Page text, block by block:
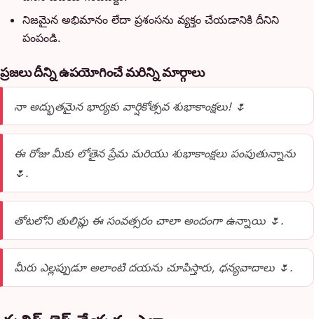
నిజమైన అభిమానం లేదా ప్రశంసను వ్యక్తం చేయడానికి దీనిని
పంపండి.
ప్రజలు దీన్ని ఉపయోగించే మరిన్ని మార్గాలు
నా అద్భుతమైన భార్యకు వార్షికోత్సవ శుభాకాంక్షలు! 🌷
ఈ రోజు మీకు లోతైన ప్రేమ మరియు శుభాకాంక్షలు పంపుతున్నాను
🌷.
తోటలోని తులిప్లు ఈ సంవత్సరం చాలా అందంగా ఉన్నాయి 🌷.
మీరు ఎల్లప్పుడూ అలాంటి దయను చూపిస్తారు, ధన్యవాదాలు 🌷.